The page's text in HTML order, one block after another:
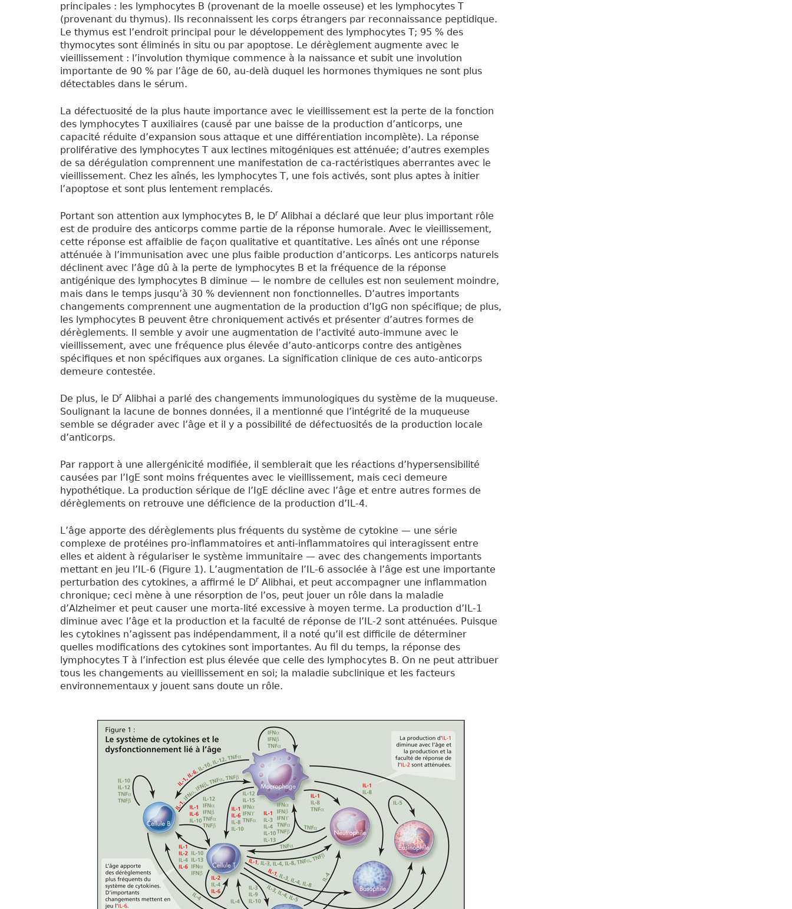
principales : les lymphocytes B (provenant de la moelle osseuse) et les lymphocytes T
(provenant du thymus). Ils reconnaissent les corps étrangers par reconnaissance peptidique.
Le thymus est l’endroit principal pour le développement des lymphocytes T; 95 % des
thymocytes sont éliminés in situ ou par apoptose. Le dérèglement augmente avec le
vieillissement : l’involution thymique commence à la naissance et subit une involution
importante de 90 % par l’âge de 60, au-delà duquel les hormones thymiques ne sont plus
détectables dans le sérum.
La défectuosité de la plus haute importance avec le vieillissement est la perte de la fonction
des lymphocytes T auxiliaires (causé par une baisse de la production d’anticorps, une
capacité réduite d’expansion sous attaque et une différentiation incomplète). La réponse
proliférative des lymphocytes T aux lectines mitogéniques est atténuée; d’autres exemples
de sa dérégulation comprennent une manifestation de ca-ractéristiques aberrantes avec le
vieillissement. Chez les aînés, les lymphocytes T, une fois activés, sont plus aptes à initier
l’apoptose et sont plus lentement remplacés.
Portant son attention aux lymphocytes B, le Dr Alibhai a déclaré que leur plus important rôle
est de produire des anticorps comme partie de la réponse humorale. Avec le vieillissement,
cette réponse est affaiblie de façon qualitative et quantitative. Les aînés ont une réponse
atténuée à l’immunisation avec une plus faible production d’anticorps. Les anticorps naturels
déclinent avec l’âge dû à la perte de lymphocytes B et la fréquence de la réponse
antigénique des lymphocytes B diminue — le nombre de cellules est non seulement moindre,
mais dans le temps jusqu’à 30 % deviennent non fonctionnelles. D’autres importants
changements comprennent une augmentation de la production d’IgG non spécifique; de plus,
les lymphocytes B peuvent être chroniquement activés et présenter d’autres formes de
dérèglements. Il semble y avoir une augmentation de l’activité auto-immune avec le
vieillissement, avec une fréquence plus élevée d’auto-anticorps contre des antigènes
spécifiques et non spécifiques aux organes. La signification clinique de ces auto-anticorps
demeure contestée.
De plus, le Dr Alibhai a parlé des changements immunologiques du système de la muqueuse.
Soulignant la lacune de bonnes données, il a mentionné que l’intégrité de la muqueuse
semble se dégrader avec l’âge et il y a possibilité de défectuosités de la production locale
d’anticorps.
Par rapport à une allergénicité modifiée, il semblerait que les réactions d’hypersensibilité
causées par l’IgE sont moins fréquentes avec le vieillissement, mais ceci demeure
hypothétique. La production sérique de l’IgE décline avec l’âge et entre autres formes de
dérèglements on retrouve une déficience de la production d’IL-4.
L’âge apporte des dérèglements plus fréquents du système de cytokine — une série
complexe de protéines pro-inflammatoires et anti-inflammatoires qui interagissent entre
elles et aident à régulariser le système immunitaire — avec des changements importants
mettant en jeu l’IL-6 (Figure 1). L’augmentation de l’IL-6 associée à l’âge est une importante
perturbation des cytokines, a affirmé le Dr Alibhai, et peut accompagner une inflammation
chronique; ceci mène à une résorption de l’os, peut jouer un rôle dans la maladie
d’Alzheimer et peut causer une morta-lité excessive à moyen terme. La production d’IL-1
diminue avec l’âge et la production et la faculté de réponse de l’IL-2 sont atténuées. Puisque
les cytokines n’agissent pas indépendamment, il a noté qu’il est difficile de déterminer
quelles modifications des cytokines sont importantes. Au fil du temps, la réponse des
lymphocytes T à l’infection est plus élevée que celle des lymphocytes B. On ne peut attribuer
tous les changements au vieillissement en soi; la maladie subclinique et les facteurs
environnementaux y jouent sans doute un rôle.